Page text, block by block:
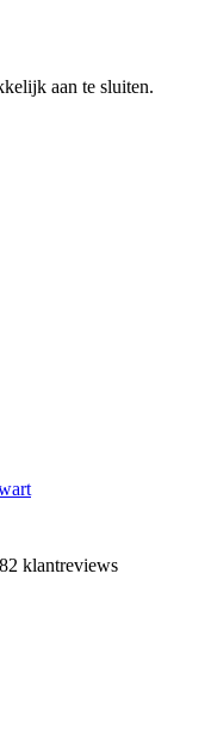
aan te sluiten.
klantreviews